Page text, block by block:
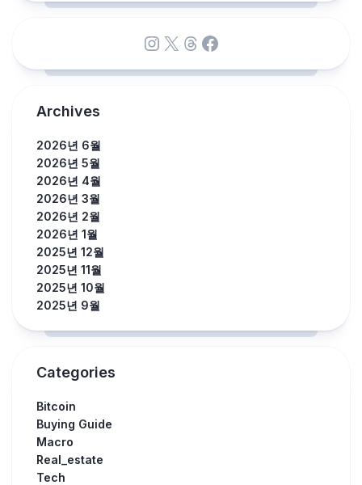
Instagram
X Threads
Facebook
Archives
2026년 6월
2026년 5월
2026년 4월
2026년 3월
2026년 2월
2026년 1월
2025년 12월
2025년 11월
2025년 10월
2025년 9월
Categories
Bitcoin
Buying Guide
Macro
Real_estate
Tech